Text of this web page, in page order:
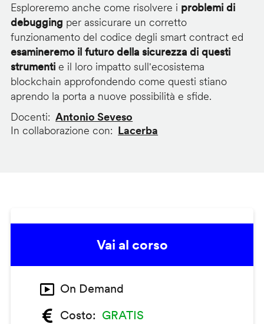
Esploreremo anche come risolvere i problemi di
debugging per assicurare un corretto
funzionamento del codice degli smart contract ed
esamineremo il futuro della sicurezza di questi
strumentie il loro impatto sull'ecosistema
blockchain approfondendo come questi stiano
aprendo la porta a nuove possibilità e sfide.
Docenti
Antonio Seveso
In collaborazione con
Lacerba
Vai al corso
On Demand
Costo
GRATIS